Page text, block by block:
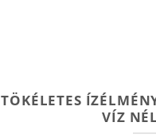
TÖKÉLETES
VÍZ